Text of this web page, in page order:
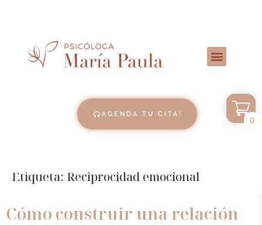
AGENDA TU CITA!
Etiqueta: Reciprocidad emocional
Cómo construir una relación
0